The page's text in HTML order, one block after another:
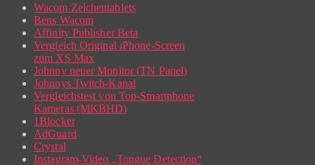
Wacom Zeichentablets
Bens Wacom
Affinity Publisher Beta
Vergleich Original iPhone-Screen
zum XS Max
Johnny neuer Monitor (TN Panel)
Johnnys Twitch-Kanal
Vergleichstest von Top-Smartphone
Kameras (MKBHD)
1Blocker
AdGuard
Crystal
Instagram-Video „Tongue Detection“